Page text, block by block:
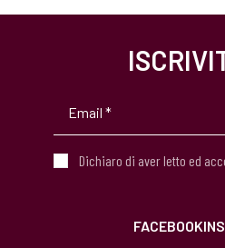
Dichiaro di aver letto ed
FACEBOOK